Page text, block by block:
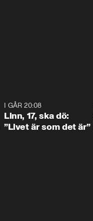
I GÅR 20:08
Linn, 17, ska dö:
”Livet är som det är”